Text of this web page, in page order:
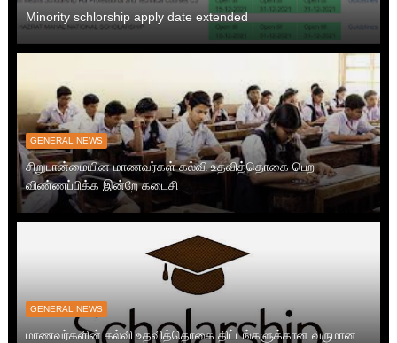
Minority schlorship apply date extended
GENERAL NEWS
சிறுபான்மையின மாணவர்கள் கல்வி உதவித்தொகை பெற
விண்ணப்பிக்க இன்றே கடைசி
GENERAL NEWS
மாணவர்களின் கல்வி உதவித்தொகை திட்டங்களுக்கான வருமான